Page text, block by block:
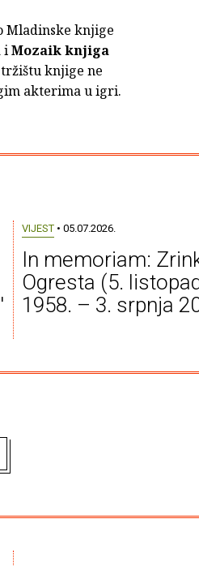
Mladinske knjige
iMozaik knjiga
knjige ne
akterima u igri.
VIJEST• 05.07.2026.
In memoriam:
Ogresta (5.
1958. – 3. srpnja